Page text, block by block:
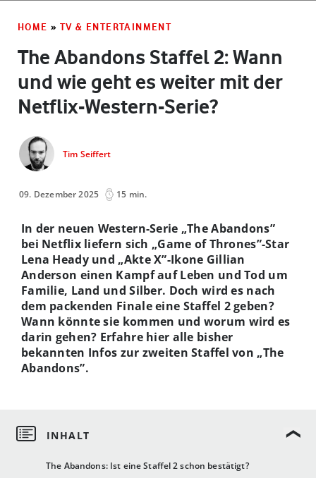
HOME » TV & ENTERTAINMENT
The Abandons Staffel 2: Wann
und wie geht es weiter mit der
Netflix-Western-Serie?
Tim Seiffert
09. Dezember 2025 15 min.
The Abandons: Ist eine Staffel 2 schon bestätigt?
In der neuen Western-Serie „The Abandons”
bei Netflix liefern sich „Game of Thrones”-Star
Lena Heady und „Akte X”-Ikone Gillian
Anderson einen Kampf auf Leben und Tod um
Familie, Land und Silber. Doch wird es nach
dem packenden Finale eine Staffel 2 geben?
Wann könnte sie kommen und worum wird es
darin gehen? Erfahre hier alle bisher
bekannten Infos zur zweiten Staffel von „The
Abandons”.